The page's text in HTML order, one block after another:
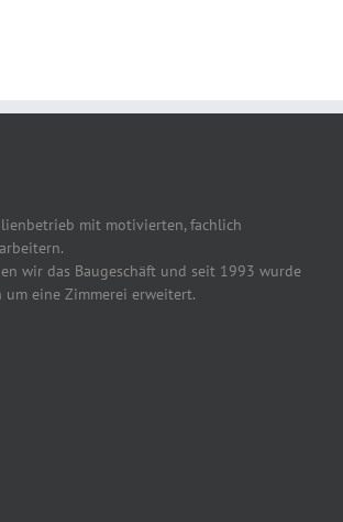
mit motivierten, fachlich
wir das Baugeschäft und seit 1993 wurde
um eine Zimmerei erweitert.